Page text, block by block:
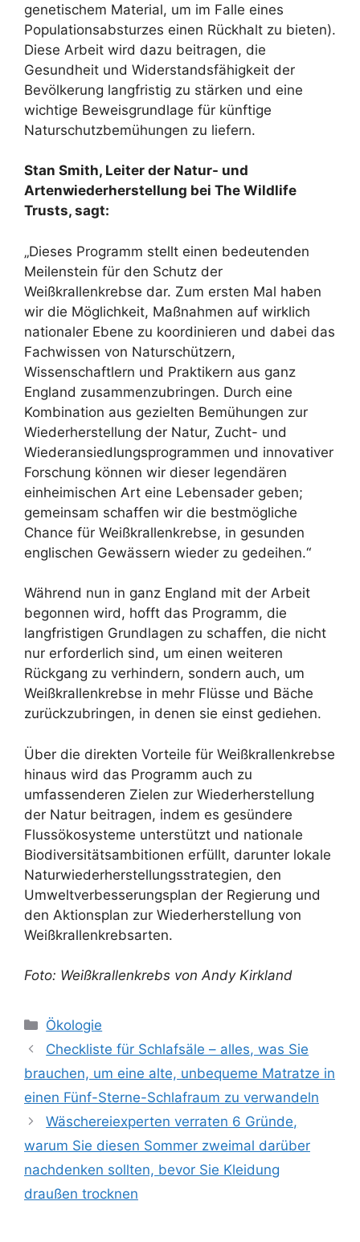
genetischem Material, um im Falle eines
Populationsabsturzes einen Rückhalt zu bieten).
Diese Arbeit wird dazu beitragen, die
Gesundheit und Widerstandsfähigkeit der
Bevölkerung langfristig zu stärken und eine
wichtige Beweisgrundlage für künftige
Naturschutzbemühungen zu liefern.
Stan Smith, Leiter der Natur- und
Artenwiederherstellung bei The Wildlife
Trusts, sagt:
„Dieses Programm stellt einen bedeutenden
Meilenstein für den Schutz der
Weißkrallenkrebse dar. Zum ersten Mal haben
wir die Möglichkeit, Maßnahmen auf wirklich
nationaler Ebene zu koordinieren und dabei das
Fachwissen von Naturschützern,
Wissenschaftlern und Praktikern aus ganz
England zusammenzubringen. Durch eine
Kombination aus gezielten Bemühungen zur
Wiederherstellung der Natur, Zucht- und
Wiederansiedlungsprogrammen und innovativer
Forschung können wir dieser legendären
einheimischen Art eine Lebensader geben;
gemeinsam schaffen wir die bestmögliche
Chance für Weißkrallenkrebse, in gesunden
englischen Gewässern wieder zu gedeihen.“
Während nun in ganz England mit der Arbeit
begonnen wird, hofft das Programm, die
langfristigen Grundlagen zu schaffen, die nicht
nur erforderlich sind, um einen weiteren
Rückgang zu verhindern, sondern auch, um
Weißkrallenkrebse in mehr Flüsse und Bäche
zurückzubringen, in denen sie einst gediehen.
Über die direkten Vorteile für Weißkrallenkrebse
hinaus wird das Programm auch zu
umfassenderen Zielen zur Wiederherstellung
der Natur beitragen, indem es gesündere
Flussökosysteme unterstützt und nationale
Biodiversitätsambitionen erfüllt, darunter lokale
Naturwiederherstellungsstrategien, den
Umweltverbesserungsplan der Regierung und
den Aktionsplan zur Wiederherstellung von
Weißkrallenkrebsarten.
Foto: Weißkrallenkrebs von Andy Kirkland
Kategorien
Ökologie
Checkliste für Schlafsäle – alles, was Sie
brauchen, um eine alte, unbequeme Matratze in
einen Fünf-Sterne-Schlafraum zu verwandeln
Wäschereiexperten verraten 6 Gründe,
warum Sie diesen Sommer zweimal darüber
nachdenken sollten, bevor Sie Kleidung
draußen trocknen